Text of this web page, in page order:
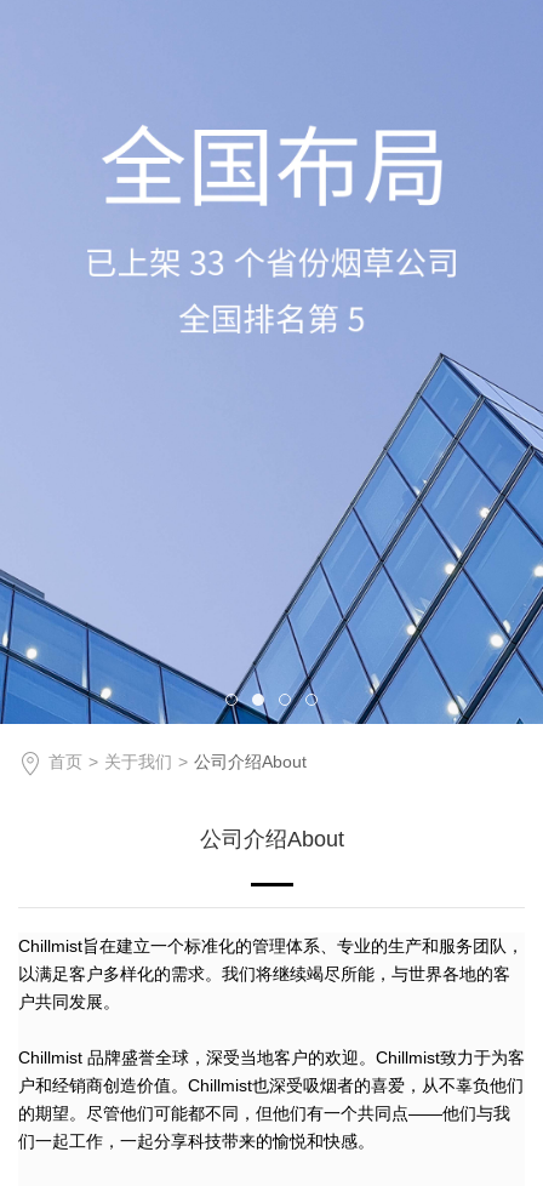
首页 关于我们 公司介绍About
公司介绍About
Chillmist旨在建立一个标准化的管理体系、专业的生产和服务团队，
以满足客户多样化的需求。我们将继续竭尽所能，与世界各地的客
户共同发展。
Chillmist 品牌盛誉全球 ，深受当地客户的欢迎。 Chillmist致力于为客
户和经销商创造价值。 Chillmist也深受吸烟者的喜爱，从不辜负他们
的期望。尽管他们可能都不同，但他们有一个共同点——他们与我
们一起工作 ， 一起分享科技带来的愉悦和快感。